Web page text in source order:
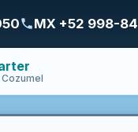
Cozumel
MX +52 998-